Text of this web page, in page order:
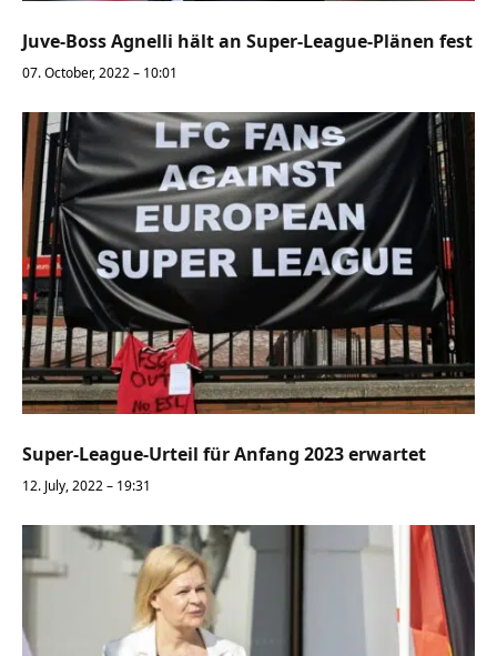
Juve-Boss Agnelli hält an Super-League-Plänen fest
07. October, 2022 – 10:01
Super-League-Urteil für Anfang 2023 erwartet
12. July, 2022 – 19:31